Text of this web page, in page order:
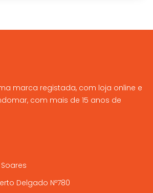
marca registada, com loja online e
com mais de 15 anos de
Delgado Nº780